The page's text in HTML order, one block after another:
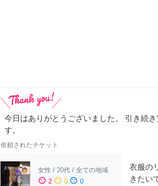
今日はありがとうございました。 引き続
す。
依頼されたチケット
女性 / 20代 / 全ての地域
sentiment_satisfied 2 sentiment_neutral 0 sentiment_dissatisfied 0
衣服の
きたい